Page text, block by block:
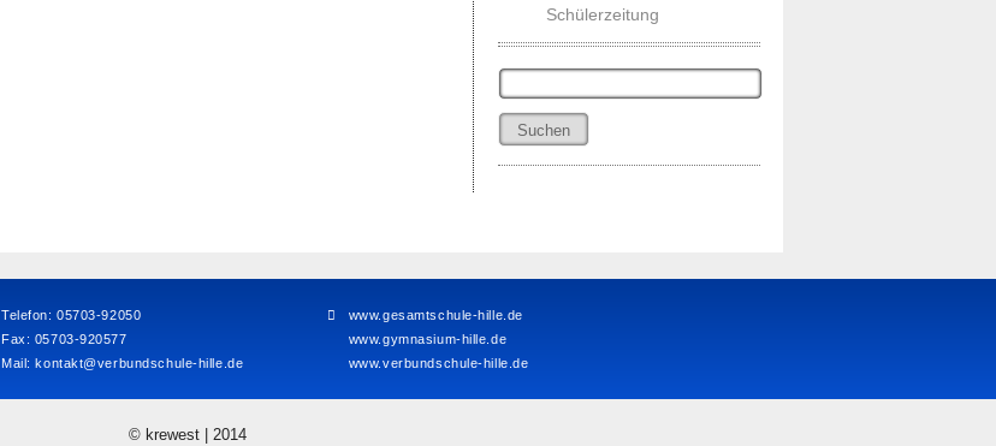
Schülerzeitung
Suchen
nach:
Telefon: 05703-92050
Fax: 05703-920577
Mail: kontakt@verbundschule-hille.de
www.gesamtschule-hille.de
www.gymnasium-hille.de
www.verbundschule-hille.de
© krewest | 2014